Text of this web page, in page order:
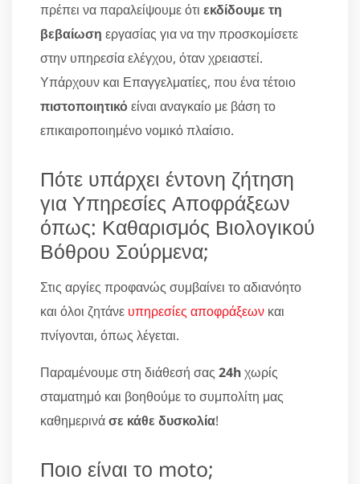
πρέπει να παραλείψουμε ότι εκδίδουμε τη
βεβαίωση εργασίας για να την προσκομίσετε
στην υπηρεσία ελέγχου, όταν χρειαστεί.
Υπάρχουν και Επαγγελματίες, που ένα τέτοιο
πιστοποιητικόείναι αναγκαίο με βάση το
επικαιροποιημένο νομικό πλαίσιο.
Πότε υπάρχει έντονη ζήτηση
για Υπηρεσίες Αποφράξεων
όπως: Καθαρισμός Βιολογικού
Βόθρου Σούρμενα;
Στις αργίες προφανώς συμβαίνει το αδιανόητο
και όλοι ζητάνε υπηρεσίες αποφράξεων και
πνίγονται, όπως λέγεται.
Παραμένουμε στη διάθεσή σας 24hχωρίς
σταματημό και βοηθούμε το συμπολίτη μας
καθημερινάσε κάθε δυσκολία!
Ποιο είναι το moto;